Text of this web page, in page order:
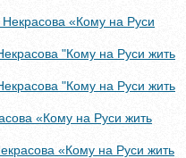
«Кому на Руси
"Кому на Руси жить
"Кому на Руси жить
«Кому на Руси жить
«Кому на Руси жить